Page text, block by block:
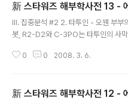
新 스타워즈 해부학사전 13 -
Ⅲ. 집중분석 #2 2. 타투인 - 오웬 부부
봇, R2-D2와 C-3PO는 타투인의 사막
된다. 루크는 오웬 숙부와 함께 일을 도
찾아 나서게 되고 루크는 이 로봇을 뒤
0 0 2008. 3. 6.
新 스타워즈 해부학사전 12 -